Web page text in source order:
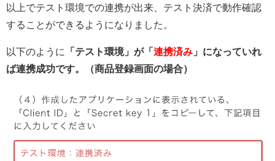
以上でテスト環境での連携が出来、テスト決済で動作確認
することができるようになりました。
以下のように 「テスト環境」が「 連携済み 」になっていれ
ば連携成功です。（商品登録画面の場合）